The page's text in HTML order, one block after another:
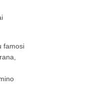
famosi